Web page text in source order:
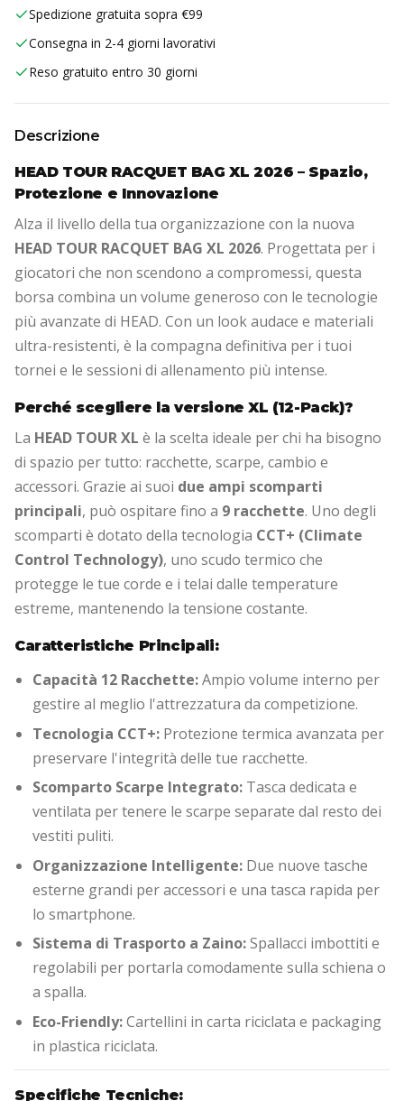
Spedizione gratuita sopra €99
Consegna in 2-4 giorni lavorativi
Reso gratuito entro 30 giorni
Descrizione
HEAD TOUR RACQUET BAG XL 2026 – Spazio,
Protezione e Innovazione
Alza il livello della tua organizzazione con la nuova
HEAD TOUR RACQUET BAG XL 2026. Progettata per i
giocatori che non scendono a compromessi, questa
borsa combina un volume generoso con le tecnologie
più avanzate di HEAD. Con un look audace e materiali
ultra-resistenti, è la compagna definitiva per i tuoi
tornei e le sessioni di allenamento più intense.
Perché scegliere la versione XL (12-Pack)?
La HEAD TOUR XL è la scelta ideale per chi ha bisogno
di spazio per tutto: racchette, scarpe, cambio e
accessori. Grazie ai suoi due ampi scomparti
principali, può ospitare fino a 9 racchette. Uno degli
scomparti è dotato della tecnologia CCT+ (Climate
Control Technology), uno scudo termico che
protegge le tue corde e i telai dalle temperature
estreme, mantenendo la tensione costante.
Caratteristiche Principali:
Capacità 12 Racchette:Ampio volume interno per
gestire al meglio l'attrezzatura da competizione.
Tecnologia CCT+: Protezione termica avanzata per
preservare l'integrità delle tue racchette.
Scomparto Scarpe Integrato: Tasca dedicata e
ventilata per tenere le scarpe separate dal resto dei
vestiti puliti.
Organizzazione Intelligente: Due nuove tasche
esterne grandi per accessori e una tasca rapida per
lo smartphone.
Sistema di Trasporto a Zaino:Spallacci imbottiti e
regolabili per portarla comodamente sulla schiena o
a spalla.
Eco-Friendly:Cartellini in carta riciclata e packaging
in plastica riciclata.
Specifiche Tecniche: